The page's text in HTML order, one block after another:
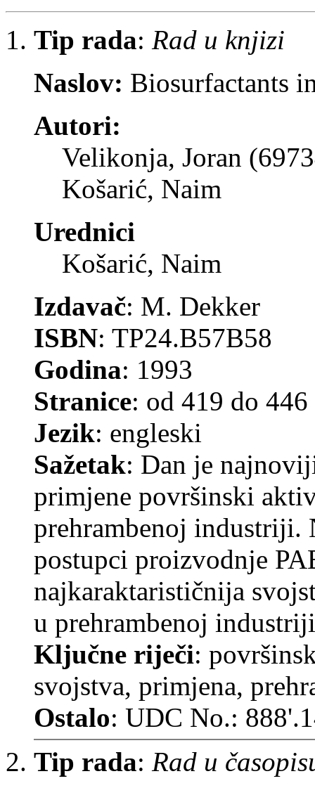
Tip rada: Rad u knjizi
Naslov: Biosurfactants
Autori:
Velikonja, Joran
Košarić, Naim
Urednici
Košarić, Naim
Izdavač: M. Dekker
ISBN: TP24.B57B58
Godina: 1993
Stranice: od 419 do 446
Jezik: engleski
Sažetak: Dan je
primjene površinski
prehrambenoj industriji.
postupci proizvodnje
najkaraktarističnija
u prehrambenoj
Ključne riječi:
svojstva, primjena,
Ostalo: UDC No.:
Tip rada: Rad u